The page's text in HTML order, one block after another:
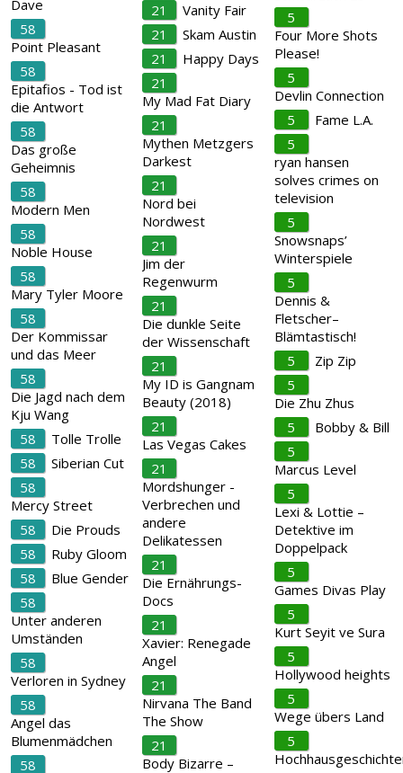
Dave
58
Point Pleasant
58
Epitafios - Tod ist
die Antwort
58
Das große
Geheimnis
58
Modern Men
58
Noble House
58
Mary Tyler Moore
58
Der Kommissar
und das Meer
58
Die Jagd nach dem
Kju Wang
58
Tolle Trolle
58
Siberian Cut
58
Mercy Street
58
Die Prouds
58
Ruby Gloom
58
Blue Gender
58
Unter anderen
Umständen
58
Verloren in Sydney
58
Angel das
Blumenmädchen
58
21
Vanity Fair
21
Skam Austin
21
Happy Days
21
My Mad Fat Diary
21
Mythen Metzgers
Darkest
21
Nord bei
Nordwest
21
Jim der
Regenwurm
21
Die dunkle Seite
der Wissenschaft
21
My ID is Gangnam
Beauty (2018)
21
Las Vegas Cakes
21
Mordshunger -
Verbrechen und
andere
Delikatessen
21
Die Ernährungs-
Docs
21
Xavier: Renegade
Angel
21
Nirvana The Band
The Show
21
Body Bizarre –
5
Four More Shots
Please!
5
Devlin Connection
5
Fame L.A.
5
ryan hansen
solves crimes on
television
5
Snowsnaps’
Winterspiele
5
Dennis &
Fletscher–
Blämtastisch!
5
Zip Zip
5
Die Zhu Zhus
5
Bobby & Bill
5
Marcus Level
5
Lexi & Lottie –
Detektive im
Doppelpack
5
Games Divas Play
5
Kurt Seyit ve Sura
5
Hollywood heights
5
Wege übers Land
5